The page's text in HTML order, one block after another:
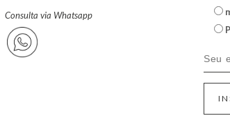
Consulta via Whatsapp